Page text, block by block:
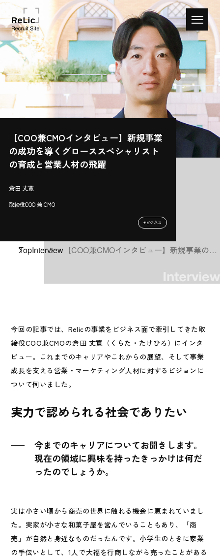
【COO兼CMOインタビュー】新規事業
の成功を導くグローススペシャリスト
の育成と営業人材の飛躍
倉田 丈寛
取締役COO 兼 CMO
#ビジネス
TopInterview 【COO兼CMOインタビュー】新規事業の成
今回の記事では、Relicの事業をビジネス面で牽引してきた取
締役COO兼CMOの倉田 丈寛（くらた・たけひろ）にインタ
ビュー。これまでのキャリアやこれからの展望、そして事業
成長を支える営業・マーケティング人材に対するビジョンに
ついて伺いました。
実力で認められる社会でありたい
今までのキャリアについてお聞きします。
現在の領域に興味を持ったきっかけは何だ
ったのでしょうか。
実は小さい頃から商売の世界に触れる機会に恵まれていまし
た。実家が小さな和菓子屋を営んでいることもあり、「商
売」が自然と身近なものだったんです。小学生のときに家業
の手伝いとして、1人で大福を行商しながら売ったことがある